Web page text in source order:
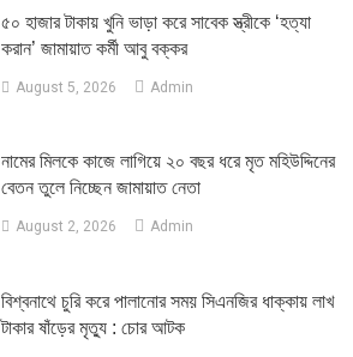
৫০ হাজার টাকায় খুনি ভাড়া করে সাবেক স্ত্রীকে ‘হত্যা
করান’ জামায়াত কর্মী আবু বক্কর
August 5, 2026 Admin
নামের মিলকে কাজে লাগিয়ে ২০ বছর ধরে মৃত মহিউদ্দিনের
বেতন তুলে নিচ্ছেন জামায়াত নেতা
August 2, 2026 Admin
‎বিশ্বনাথে চুরি করে পালানোর সময় সিএনজির ধাক্কায় লাখ
টাকার ষাঁড়ের মৃত্যু : চোর আটক